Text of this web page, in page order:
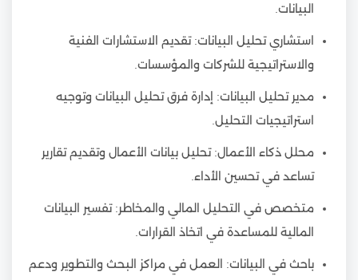
البيانات.
استشاري تحليل البيانات: تقديم الاستشارات الفنية
والاستراتيجية للشركات والمؤسسات.
مدير تحليل البيانات: إدارة فرق تحليل البيانات وتوجيه
استراتيجيات التحليل.
محلل ذكاء الأعمال: تحليل بيانات الأعمال وتقديم تقارير
تساعد في تحسين الأداء.
متخصص في التحليل المالي والمخاطر: تفسير البيانات
المالية للمساعدة في اتخاذ القرارات.
باحث في البيانات: العمل في مراكز البحث والتطوير ودعم